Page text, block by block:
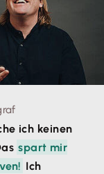
ich keinen
spart mir
Ich